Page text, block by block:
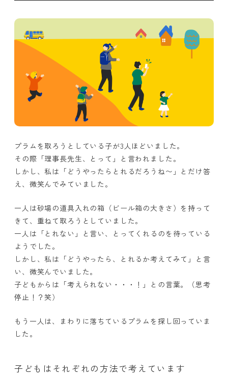
プラムを取ろうとしている子が3人ほどいました。
その際「理事長先生、とって」と言われました。
しかし、私は「どうやったらとれるだろうね〜」とだけ答
え、微笑んでみていました。
一人は砂場の道具入れの箱（ビール箱の大きさ）を持って
きて、重ねて取ろうとしていました。
一人は「とれない」と言い、とってくれるのを待っている
ようでした。
しかし、私は「どうやったら、とれるか考えてみて」と言
い、微笑んでいました。
子どもからは「考えられない・・・！」との言葉。（思考
停止！？笑）
もう一人は、まわりに落ちているプラムを探し回っていま
した。
子どもはそれぞれの方法で考えています